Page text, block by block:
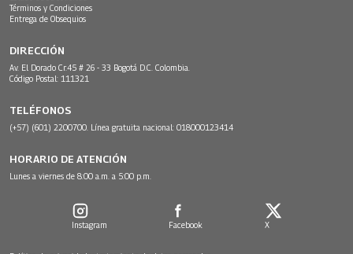
Términos y Condiciones
Entrega de Obsequios
DIRECCIÓN
Av. El Dorado Cr.45 # 26 - 33 Bogotá D.C. Colombia.
Código Postal: 111321
TELÉFONOS
(+57) (601) 2200700. Línea gratuita nacional: 018000123414
HORARIO DE ATENCIÓN
Lunes a viernes de 8:00 a.m. a 5:00 p.m.
Instagram Facebook X